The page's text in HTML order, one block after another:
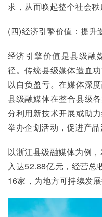
求，从而唤起整个社会秩
(四)经济引擎价值：提升
经济引擎价值是县级融
径。传统县级媒体造血
以自负盈亏。在媒体深
县级融媒体在整合县级
分利用新技术开展或助
举办企划活动，促进产品
以浙江县级融媒体为例
入达52.88亿元，经营总
16家，为地方可持续发